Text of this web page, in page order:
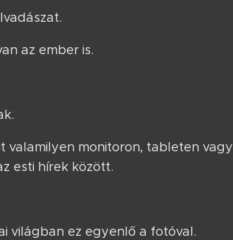
az ember is.
valamilyen monitoron, tableten vagy
esti hírek között.
világban ez egyenlő a fotóval.